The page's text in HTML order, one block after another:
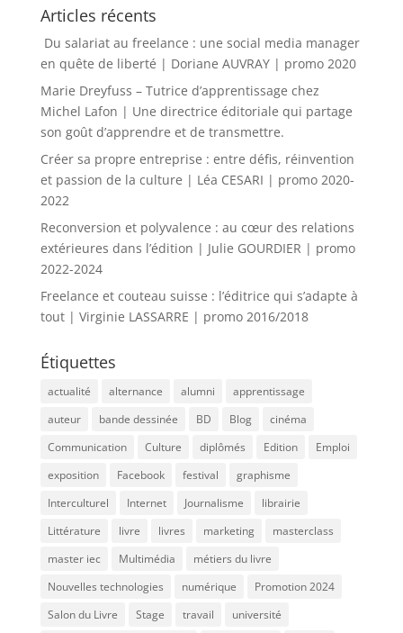
Articles récents
Du salariat au freelance : une social media manager
en quête de liberté | Doriane AUVRAY | promo 2020
Marie Dreyfuss – Tutrice d’apprentissage chez
Michel Lafon | Une directrice éditoriale qui partage
son goût d’apprendre et de transmettre.
Créer sa propre entreprise : entre défis, réinvention
et passion de la culture | Léa CESARI | promo 2020-
2022
Reconversion et polyvalence : au cœur des relations
extérieures dans l’édition | Julie GOURDIER | promo
2022-2024
Freelance et couteau suisse : l’éditrice qui s’adapte à
tout | Virginie LASSARRE | promo 2016/2018
Étiquettes
actualité alternance alumni
apprentissage
auteur
bande dessinée BD Blog
cinéma
Communication
Culture diplômés Edition
Emploi
exposition
Facebook festival
graphisme
Interculturel
Internet Journalisme
librairie
Littérature
livre livres marketing
masterclass
master iec
Multimédia
métiers du livre
Nouvelles technologies
numérique
Promotion 2024
Salon du Livre
Stage travail
université